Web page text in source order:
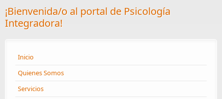
¡Bienvenida/o al portal de Psicología
Integradora!
Inicio
Quienes Somos
Servicios